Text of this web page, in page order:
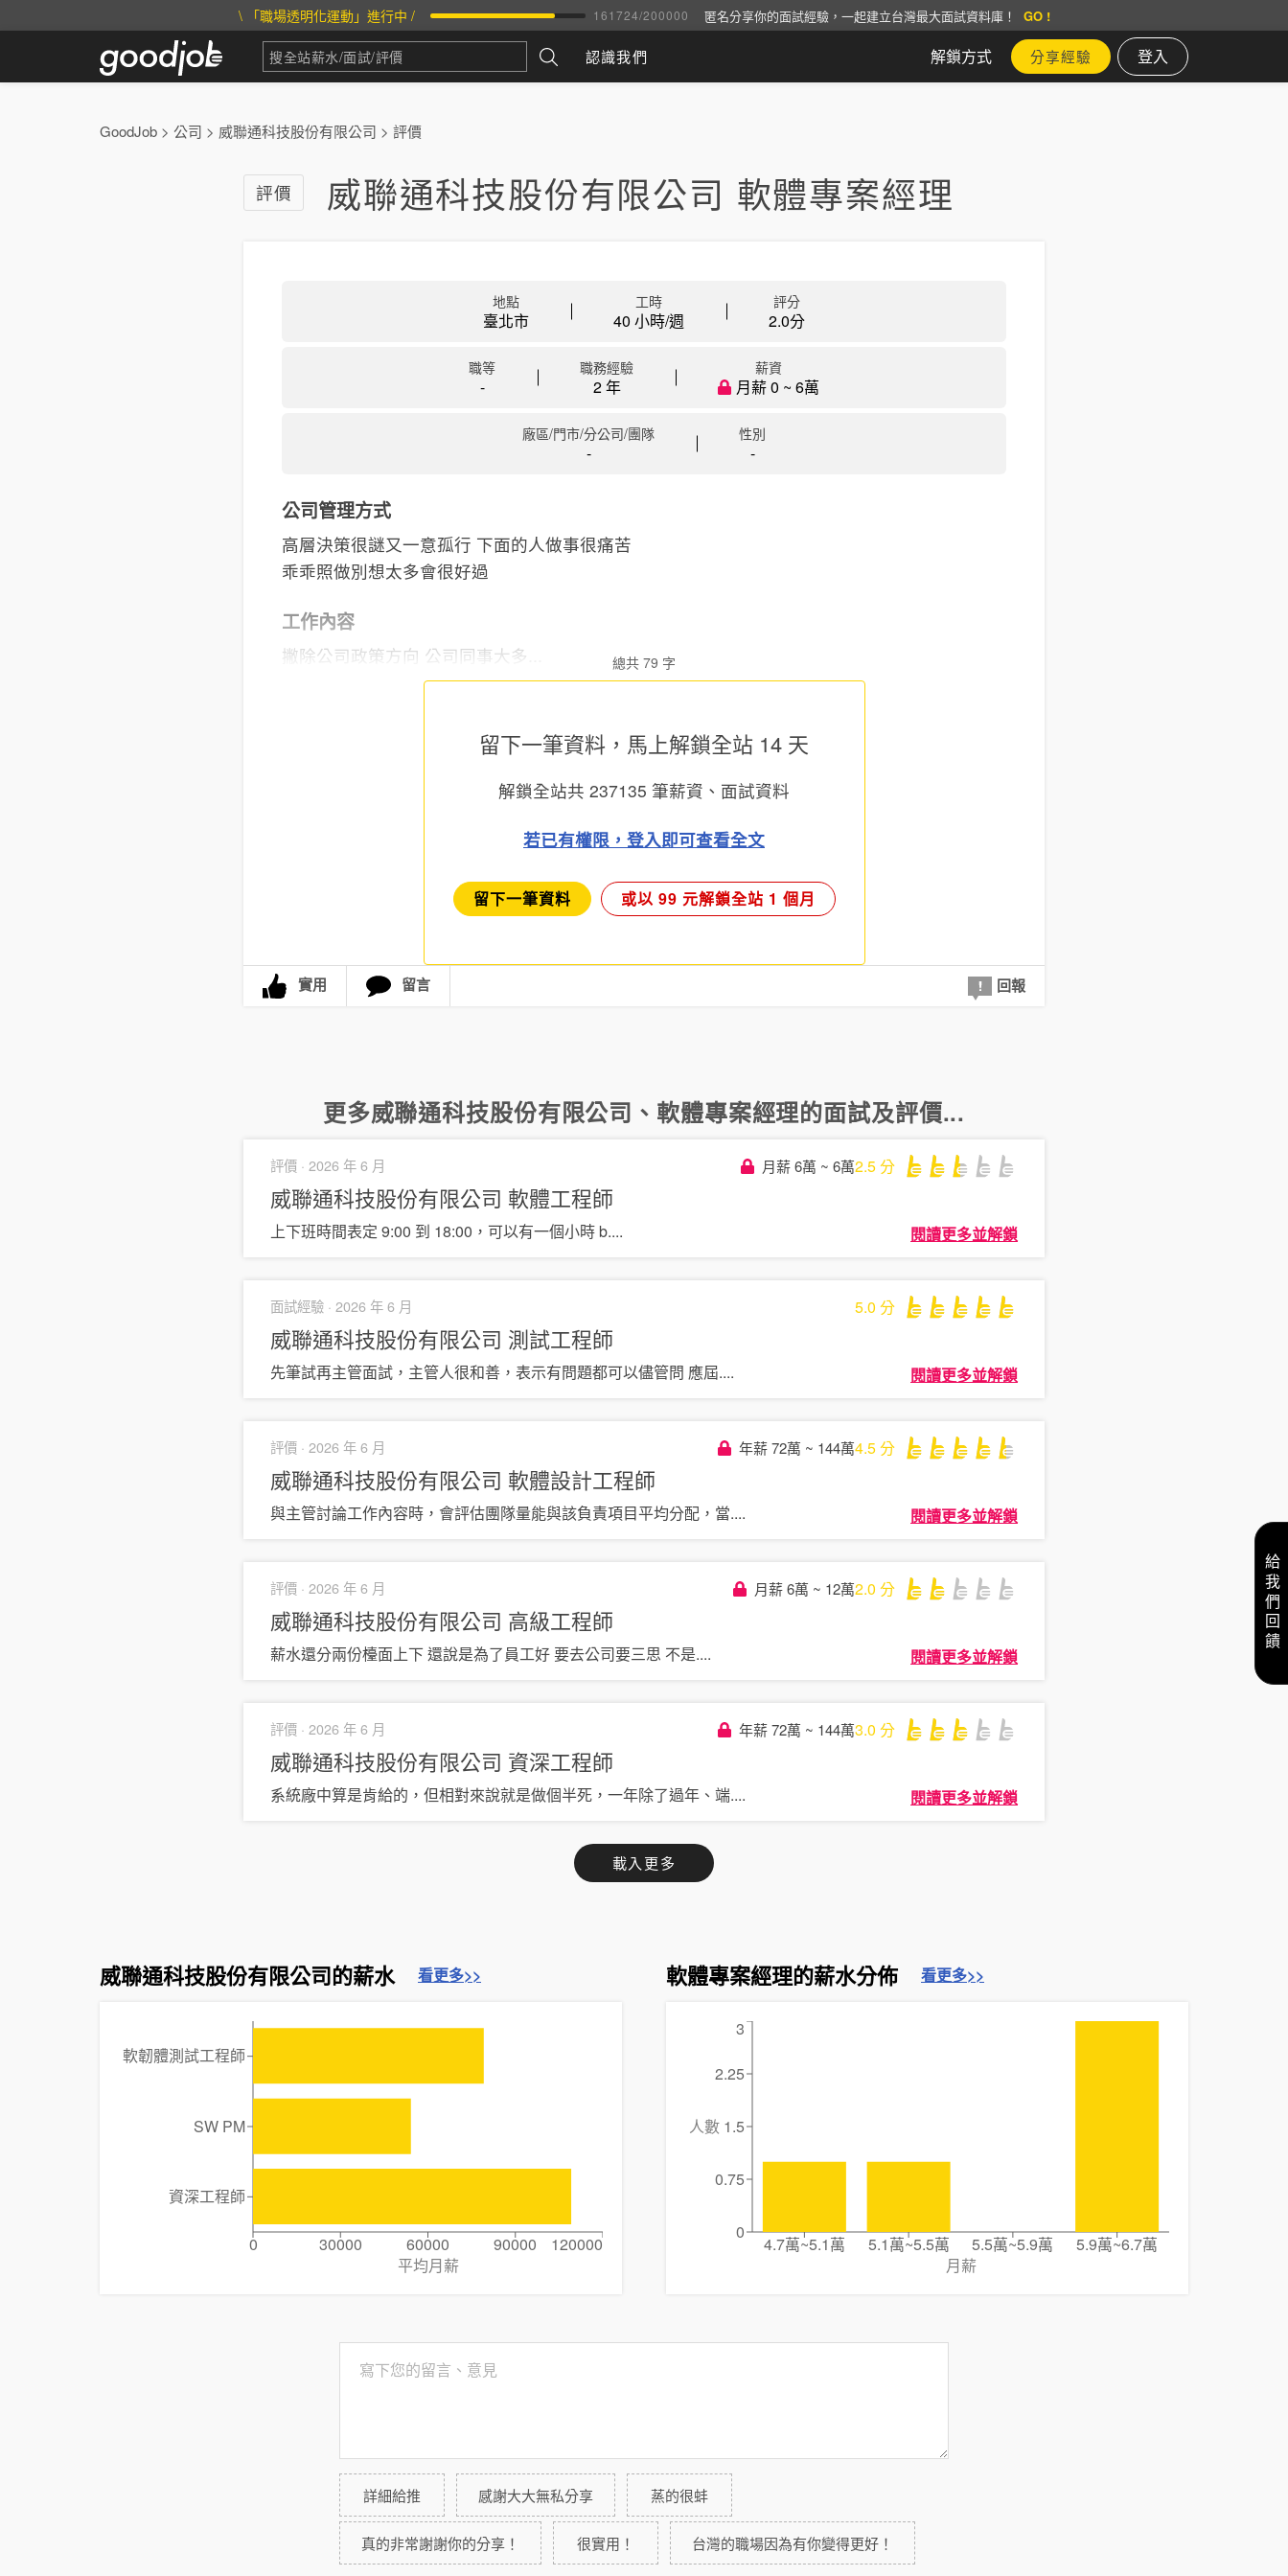
\ 「職場透明化運動」進行中 / 161724/200000 匿名分享你的面試經驗，一起建立台灣最大面試資料庫！ GO !
認識我們 解鎖方式 分享經驗 登入
GoodJob > 公司 > 威聯通科技股份有限公司 > 評價
評價 威聯通科技股份有限公司 軟體專案經理
地點
臺北市
工時
40 小時/週
評分
2.0分
職等
-
職務經驗
2 年
薪資
月薪 0 ~ 6萬
廠區/門市/分公司/團隊
-
性別
-
公司管理方式
高層決策很謎又一意孤行 下面的人做事很痛苦
工作內容
撇除公司政策方向 公司同事大多... 總共 79 字
留下一筆資料，馬上解鎖全站 14 天
解鎖全站共 237135 筆薪資、面試資料
若已有權限，登入即可查看全文
留下一筆資料 或以 99 元解鎖全站 1 個月
實用 留言 回報
更多威聯通科技股份有限公司 、 軟體專案經理的面試及評價...
評價 · 2026 年 6 月 月薪 6萬 ~ 6萬2.5分
威聯通科技股份有限公司 軟體工程師
上下班時間表定 9:00 到 18:00，可以有一個小時 b.... 閱讀更多並解鎖
面試經驗 · 2026 年 6 月 5.0 分
威聯通科技股份有限公司 測試工程師
先筆試再主管面試，主管人很和善，表示有問題都可以儘管問 應屆.... 閱讀更多並解鎖
評價 · 2026 年 6 月 年薪 72萬 ~ 144萬4.5分
威聯通科技股份有限公司 軟體設計工程師
與主管討論工作內容時，會評估團隊量能與該負責項目平均分配，當.... 閱讀更多並解鎖
評價 · 2026 年 6 月 月薪 6萬 ~ 12萬2.0 分
威聯通科技股份有限公司 高級工程師
薪水還分兩份檯面上下 還說是為了員工好 要去公司要三思 不是.... 閱讀更多並解鎖
評價 · 2026 年 6 月 年薪 72萬 ~ 144萬3.0 分
威聯通科技股份有限公司 資深工程師
系統廠中算是肯給的，但相對來說就是做個半死，一年除了過年、端.... 閱讀更多並解鎖
載入更多
威聯通科技股份有限公司的薪水 看更多>>
0 30000 60000 90000
120000
平均月薪
軟韌體測試工程師
SW PM
資深工程師
軟體專案經理的薪水分佈 看更多>>
4.7萬~5.1萬 5.1萬~5.5萬 5.5萬~5.9萬
5.9萬~6.7萬
月薪
0
0.75
1.5
2.25
3
人數
詳細給推 感謝大大無私分享 蒸的很蚌
真的非常謝謝你的分享！ 很實用！ 台灣的職場因為有你變得更好！
給我們回饋